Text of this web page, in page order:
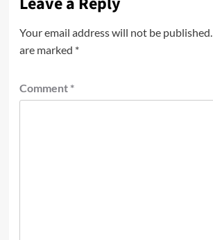
Your email address will not be published.
are marked *
Comment *